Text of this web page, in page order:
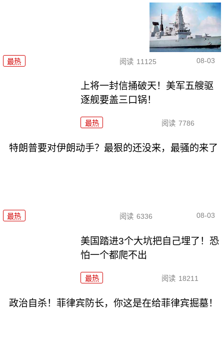
最热 阅读 11125 08-03
上将一封信捅破天！美军五艘驱
逐舰要盖三口锅！
最热 阅读 7786
特朗普要对伊朗动手？最狠的还没来，最骚的来了
最热 阅读 6336 08-03
美国踏进3个大坑把自己埋了！恐
怕一个都爬不出
最热 阅读 18211
政治自杀！菲律宾防长，你这是在给菲律宾掘墓！